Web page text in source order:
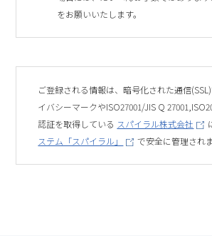
をお願いいたします。
ご登録される情報は、暗号化された通信
イバシーマークやISO27001/JIS Q
認証を取得している スパイラル株式会社
ステム「スパイラル」
で安全に管理されま